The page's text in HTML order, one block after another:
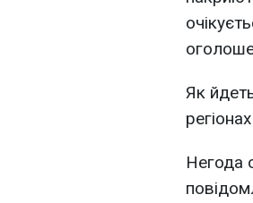
Як
Негода